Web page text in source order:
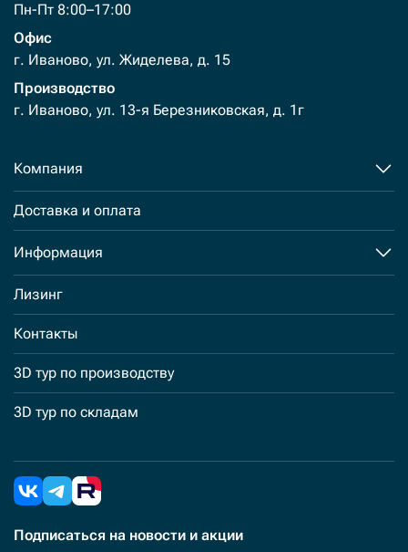
Пн-Пт 8:00–17:00
Офис
г. Иваново, ул. Жиделева, д. 15
Производство
г. Иваново, ул. 13-я Березниковская, д. 1г
Компания
Доставка и оплата
Информация
Лизинг
Контакты
3D тур по производству
3D тур по складам
Подписаться на новости и акции